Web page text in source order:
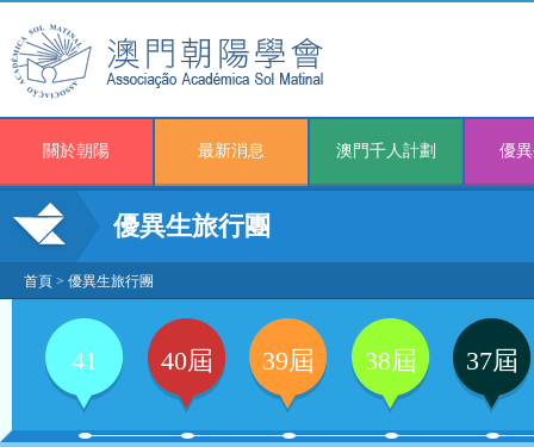
關於朝陽 最新消息 澳門千人計劃 優
優異生旅行團
首頁 > 優異生旅行團
41 40屆 39屆 38屆 37屆